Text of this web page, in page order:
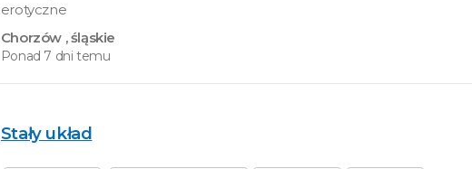
erotyczne
Chorzów , śląskie
Ponad 7 dni temu
Stały układ